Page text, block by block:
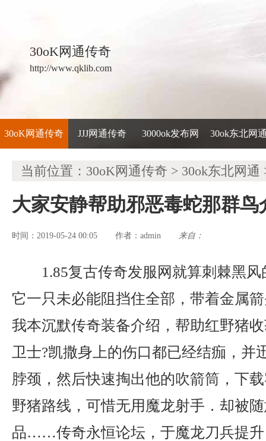
30oK网通传奇
http://www.qklib.com
30oK网通传奇 JJJ网通传奇 3000ok发布网 30ok东北网
当前位置： 30oK网通传奇 > 30ok东北网通
大家安静帮助邪恶毒蛇那群鸟
时间：2019-05-24 00:05 作者： admin 来自：
1.85复古传奇发服网就算刺棘黑
它一只未必能阻挡住全部，带着金属
我本沉默传奇装备介绍，帮助红野猪
卫士?凯撒身上的伤口都已经结痂，并
脖颈，然后快速掏出他的吹箭筒，下
野猪路线，可惜无用魔龙射手．却被
品……传奇永恒论坛，于魔龙刀兵提升